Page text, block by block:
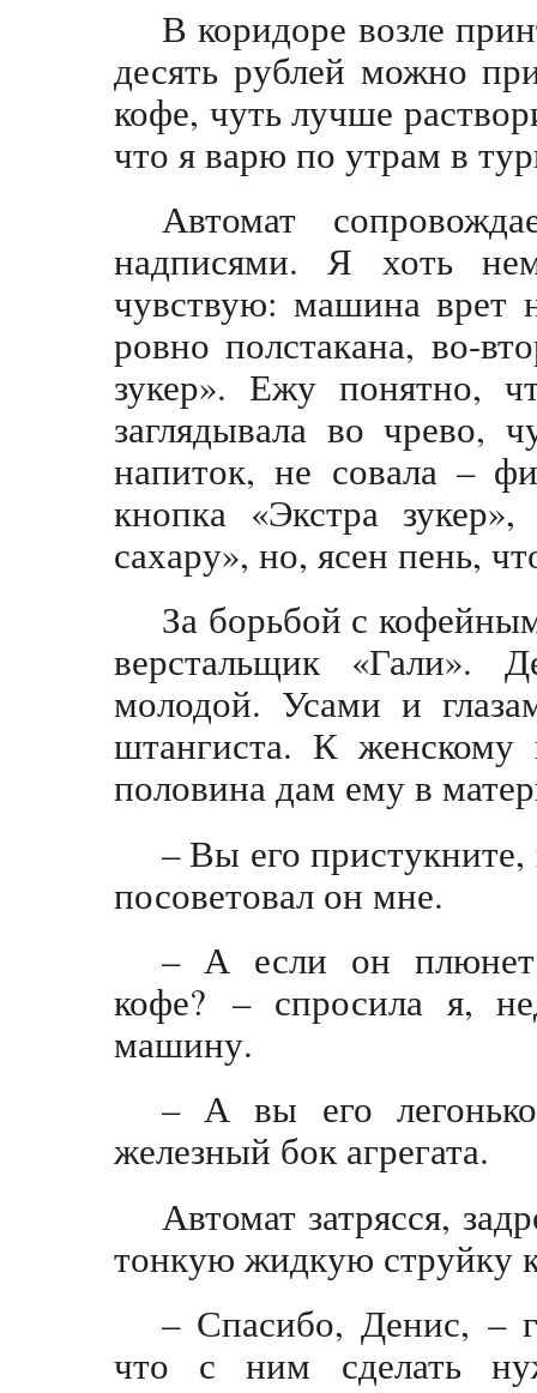
В коридоре возле
десять рублей можно
кофе, чуть лучше
что я варю по утрам в
Автомат
надписями. Я хоть
чувствую: машина врет
ровно полстакана, во-
зукер». Ежу понятно,
заглядывала во чрево,
напиток, не совала –
кнопка «Экстра
сахару», но, ясен пень,
За борьбой с
верстальщик «Гали».
молодой. Усами и
штангиста. К женскому
половина дам ему в
– Вы его
посоветовал он мне.
– А если он
кофе? – спросила я,
машину.
– А вы его
железный бок агрегата.
Автомат затрясся,
тонкую жидкую струйку
– Спасибо, Денис, –
что с ним сделать